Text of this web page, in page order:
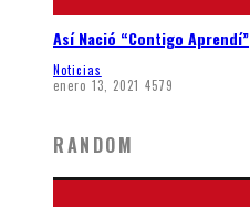
Así Nació “Contigo Aprendí”
Noticias
enero 13, 2021 4579
RANDOM